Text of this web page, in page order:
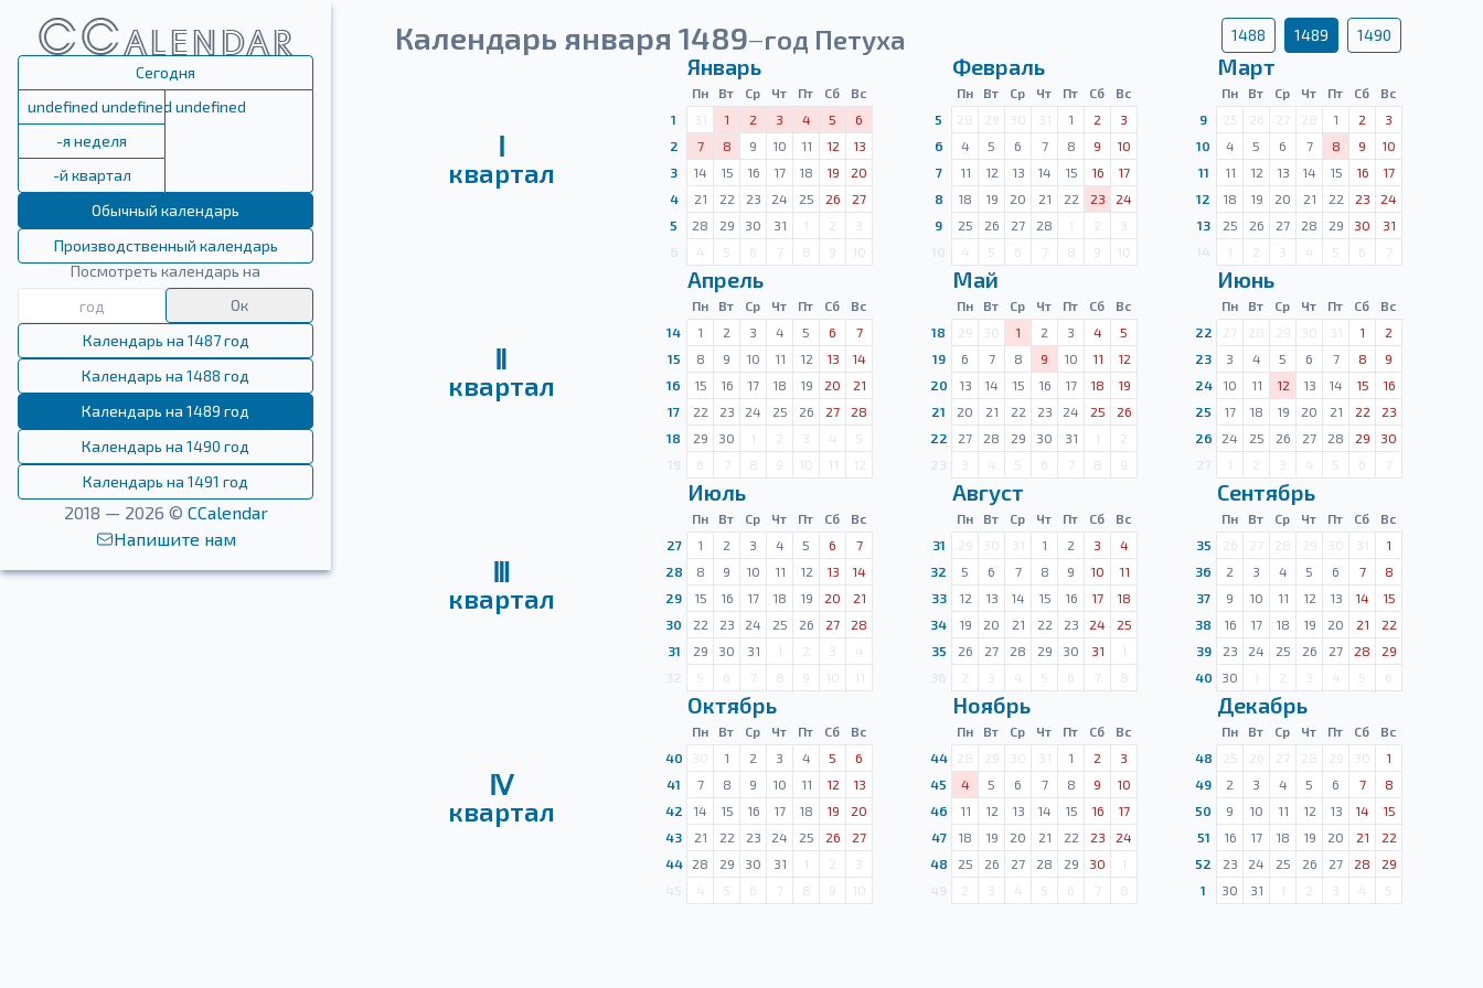
Сегодня
undefined undefined undefined
-я неделя
-й квартал
Обычный календарь
Производственный календарь
Посмотреть календарь на
Ок
Календарь на 1487 год
Календарь на 1488 год
Календарь на 1489 год
Календарь на 1490 год
Календарь на 1491 год
2018 — 2026 © CCalendar
Напишите нам
Календарь января 1489—год Петуха 1488 1489 1490
Ⅰ
квартал
Январь
Пн Вт Ср Чт Пт Сб
Вс
1
31 1 2 3 4 5
6
2
7 8 9 10 11 12
13
3
14 15 16 17 18 19
20
4
21 22 23 24 25 26
27
5
28 29 30 31 1 2
3
4 5 6 7 8 9 10
Февраль
Пн Вт Ср Чт Пт Сб
Вс
5
28 29 30 31 1 2
3
6
4 5 6 7 8 9
10
7
11 12 13 14 15 16
17
8
18 19 20 21 22 23
24
9
25 26 27 28 1 2
3
4 5 6 7 8 9 10
Март
Пн Вт Ср Чт Пт Сб
Вс
9
25 26 27 28 1 2
3
10
4 5 6 7 8 9
10
11
11 12 13 14 15 16
17
12
18 19 20 21 22 23
24
13
25 26 27 28 29 30
31
1 2 3 4 5 6 7
Ⅱ
квартал
Апрель
Пн Вт Ср Чт Пт Сб
Вс
14
1 2 3 4 5 6
7
15
8 9 10 11 12 13
14
16
15 16 17 18 19 20
21
17
22 23 24 25 26 27
28
18
29 30 1 2 3 4
5
6 7 8 9 10 11 12
Май
Пн Вт Ср Чт Пт Сб
Вс
18
29 30 1 2 3 4
5
19
6 7 8 9 10 11
12
20
13 14 15 16 17 18
19
21
20 21 22 23 24 25
26
22
27 28 29 30 31 1
2
3 4 5 6 7 8 9
Июнь
Пн Вт Ср Чт Пт Сб
Вс
22
27 28 29 30 31 1
2
23
3 4 5 6 7 8
9
24
10 11 12 13 14 15
16
25
17 18 19 20 21 22
23
26
24 25 26 27 28 29
30
1 2 3 4 5 6 7
Ⅲ
квартал
Июль
Пн Вт Ср Чт Пт Сб
Вс
27
1 2 3 4 5 6
7
28
8 9 10 11 12 13
14
29
15 16 17 18 19 20
21
30
22 23 24 25 26 27
28
31
29 30 31 1 2 3
4
5 6 7 8 9 10 11
Август
Пн Вт Ср Чт Пт Сб
Вс
31
29 30 31 1 2 3
4
32
5 6 7 8 9 10
11
33
12 13 14 15 16 17
18
34
19 20 21 22 23 24
25
35
26 27 28 29 30 31
1
2 3 4 5 6 7 8
Сентябрь
Пн Вт Ср Чт Пт Сб
Вс
35
26 27 28 29 30 31
1
36
2 3 4 5 6 7
8
37
9 10 11 12 13 14
15
38
16 17 18 19 20 21
22
39
23 24 25 26 27 28
29
40
30 1 2 3 4 5 6
Ⅳ
квартал
Октябрь
Пн Вт Ср Чт Пт Сб
Вс
40
30 1 2 3 4 5
6
41
7 8 9 10 11 12
13
42
14 15 16 17 18 19
20
43
21 22 23 24 25 26
27
44
28 29 30 31 1 2
3
4 5 6 7 8 9 10
Ноябрь
Пн Вт Ср Чт Пт Сб
Вс
44
28 29 30 31 1 2
3
45
4 5 6 7 8 9
10
46
11 12 13 14 15 16
17
47
18 19 20 21 22 23
24
48
25 26 27 28 29 30
1
2 3 4 5 6 7 8
Декабрь
Пн Вт Ср Чт Пт Сб
Вс
48
25 26 27 28 29 30
1
49
2 3 4 5 6 7
8
50
9 10 11 12 13 14
15
51
16 17 18 19 20 21
22
52
23 24 25 26 27 28
29
1
30 31 1 2 3 4 5